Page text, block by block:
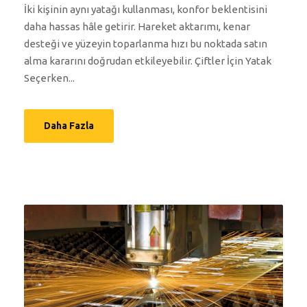
İki kişinin aynı yatağı kullanması, konfor beklentisini
daha hassas hâle getirir. Hareket aktarımı, kenar
desteği ve yüzeyin toparlanma hızı bu noktada satın
alma kararını doğrudan etkileyebilir. Çiftler İçin Yatak
Seçerken...
Daha Fazla